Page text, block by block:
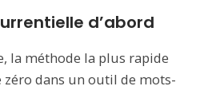
d’abord
la méthode la plus rapide
zéro dans un outil de mots-